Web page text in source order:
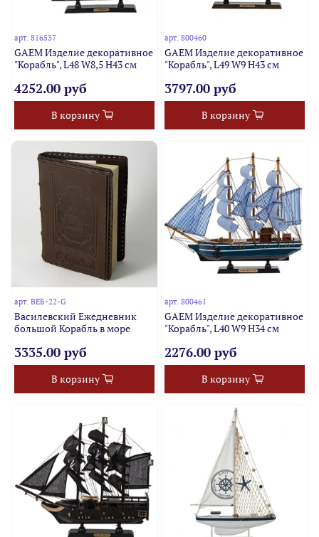
арт.816537
GAEM Изделие декоративное
"Корабль", L48 W8,5 H43 см
4252.00 руб
В корзину
арт. 800460
GAEM Изделие декоративное
"Корабль", L49 W9 H43 см
3797.00 руб
В корзину
арт.ВЕБ-22-G
Василевский Ежедневник
большой Корабль в море
3335.00 руб
В корзину
арт. 800461
GAEM Изделие декоративное
"Корабль", L40 W9 H34 см
2276.00 руб
В корзину